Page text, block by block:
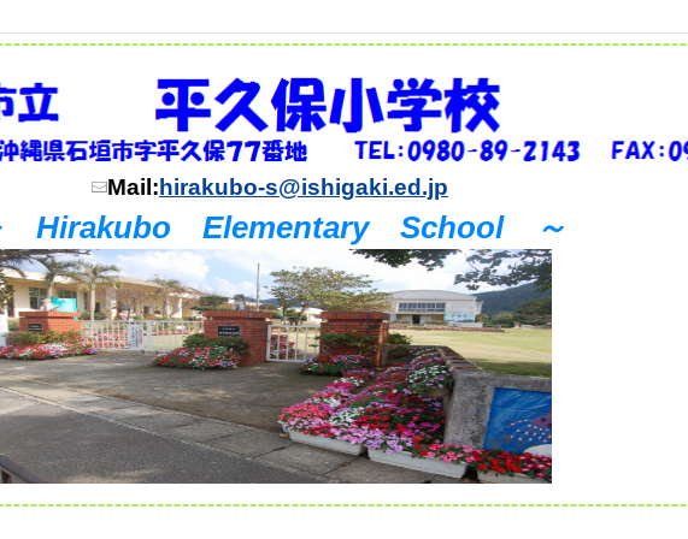
Mail:hirakubo-s@ishigaki.ed.jp
Hirakubo Elementary School ～